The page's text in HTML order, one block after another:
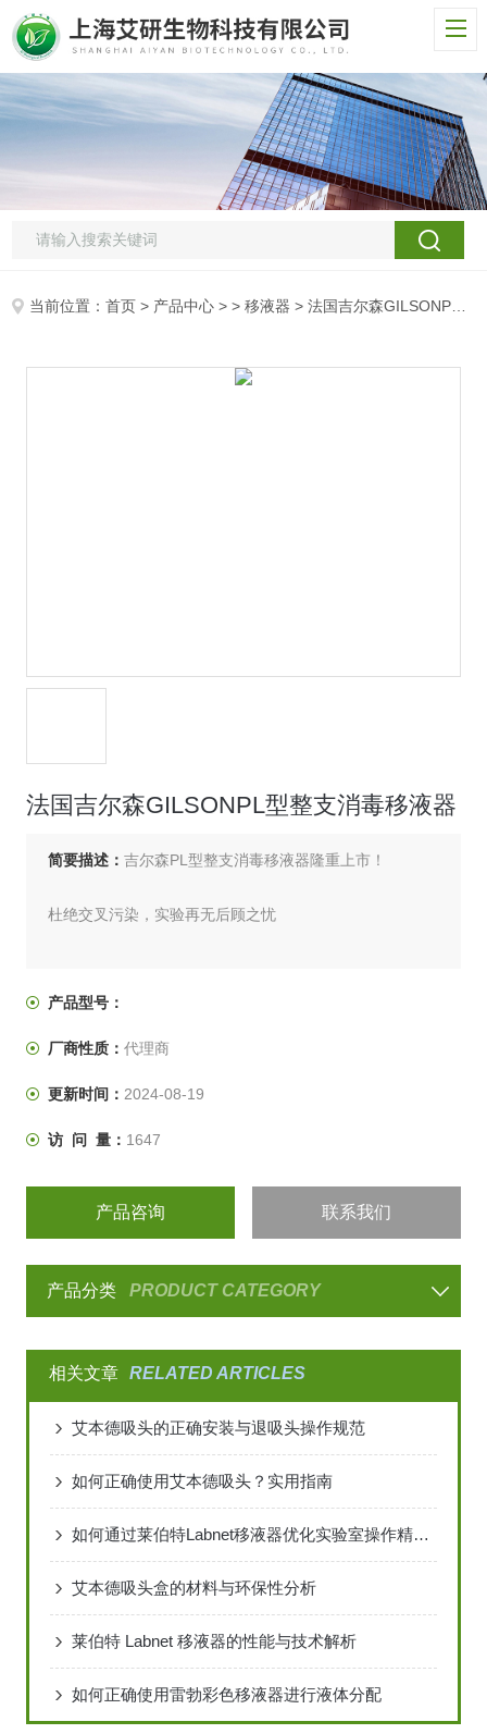
当前位置：首页 > 产品中心 > >移液器 > 法国吉尔森GILSONPL型整支消毒移液器
法国吉尔森GILSONPL型整支消毒移液器
简要描述： 吉尔森PL型整支消毒移液器隆重上市！
杜绝交叉污染，实验再无后顾之忧
&#183;消毒后对移液器精确度毫无影响
&#183;容量可锁定
&#183;可追踪二维码
产品型号：
厂商性质： 代理商
更新时间： 2024-08-19
访 问 量： 1647
产品咨询 联系我们
产品分类 PRODUCT CATEGORY
相关文章 RELATED ARTICLES
艾本德吸头的正确安装与退吸头操作规范
如何正确使用艾本德吸头？实用指南
如何通过莱伯特Labnet移液器优化实验室操作精度？
艾本德吸头盒的材料与环保性分析
莱伯特 Labnet 移液器的性能与技术解析
如何正确使用雷勃彩色移液器进行液体分配